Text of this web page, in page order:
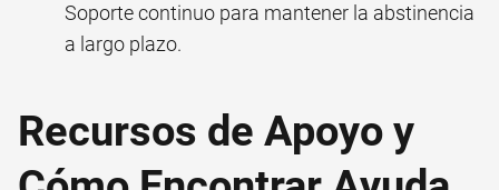
Soporte continuo para mantener la abstinencia
a largo plazo.
Recursos de Apoyo y